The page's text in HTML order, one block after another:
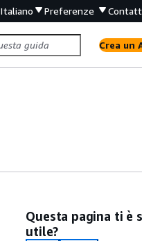
Italiano Preferenze
Crea un
Questa pagina ti è
utile?